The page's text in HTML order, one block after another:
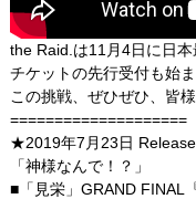
the Raid.は11月4日に日
チケットの先行受付も始ま
この挑戦、ぜひぜひ、皆
====================
★2019年7月23日 Release
「神様なんで！？」
■「見栄」GRAND FINAL